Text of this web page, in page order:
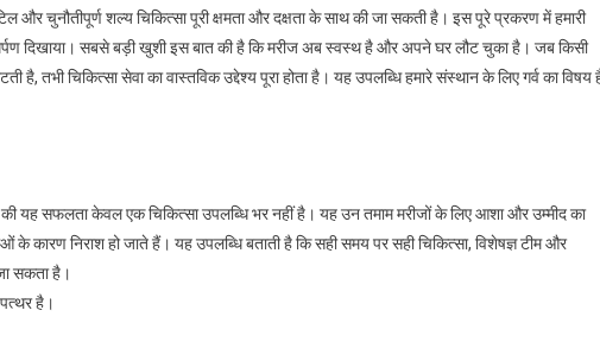
और चुनौतीपूर्ण शल्य चिकित्सा पूरी क्षमता और दक्षता के साथ की जा सकती है। इस पूरे प्रकरण में हमारी
दिखाया। सबसे बड़ी खुशी इस बात की है कि मरीज अब स्वस्थ है और अपने घर लौट चुका है। जब किसी
तभी चिकित्सा सेवा का वास्तविक उद्देश्य पूरा होता है। यह उपलब्धि हमारे संस्थान के लिए गर्व का विषय
की यह सफलता केवल एक चिकित्सा उपलब्धि भर नहीं है। यह उन तमाम मरीजों के लिए आशा और उम्मीद का
कारण निराश हो जाते हैं। यह उपलब्धि बताती है कि सही समय पर सही चिकित्सा, विशेषज्ञ टीम और
सकता है।
है।